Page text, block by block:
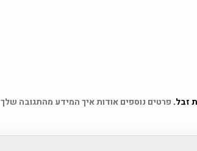
פרטים נוספים אודות איך המידע מהתגובה שלך